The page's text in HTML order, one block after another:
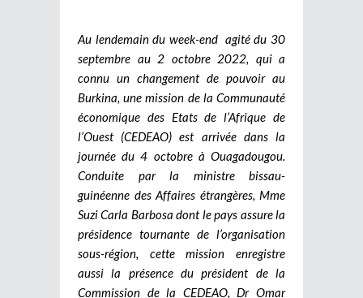
Au lendemain du week-end agité du 30
septembre au 2 octobre 2022, qui a
connu un changement de pouvoir au
Burkina, une mission de la Communauté
économique des Etats de l’Afrique de
l’Ouest (CEDEAO) est arrivée dans la
journée du 4 octobre à Ouagadougou.
Conduite par la ministre bissau-
guinéenne des Affaires étrangères, Mme
Suzi Carla Barbosa dont le pays assure la
présidence tournante de l’organisation
sous-région, cette mission enregistre
aussi la présence du président de la
Commission de la CEDEAO, Dr Omar